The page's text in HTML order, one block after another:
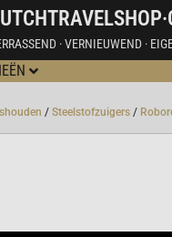
· VERNIEUWEND ·
/ Steelstofzuigers /